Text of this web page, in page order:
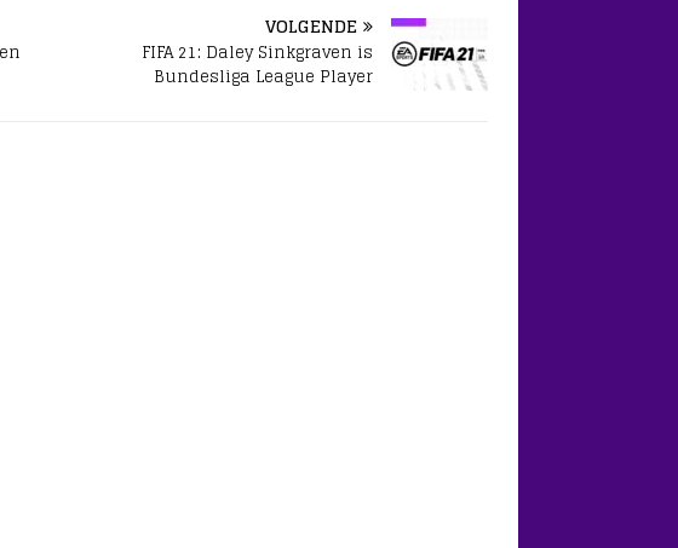
waarmaken. Het afgelopen
seizoen kwam Cerny…
VOLGENDE
FIFA 21: Daley Sinkgraven is
Bundesliga League Player